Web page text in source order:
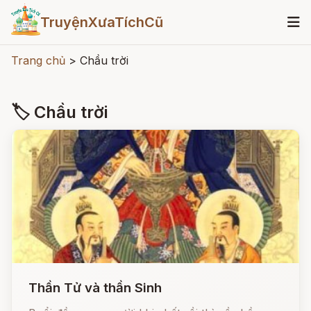
TruyệnXưaTíchCũ
Trang chủ > Chầu trời
🏷 Chầu trời
Thần Tử và thần Sinh